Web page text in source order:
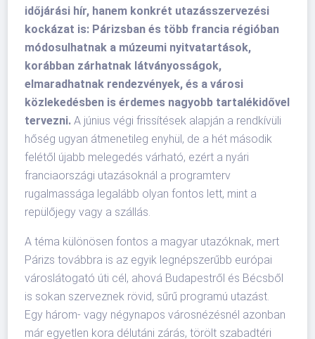
időjárási hír, hanem konkrét utazásszervezési
kockázat is: Párizsban és több francia régióban
módosulhatnak a múzeumi nyitvatartások,
korábban zárhatnak látványosságok,
elmaradhatnak rendezvények, és a városi
közlekedésben is érdemes nagyobb tartalékidővel
tervezni. A június végi frissítések alapján a rendkívüli
hőség ugyan átmenetileg enyhül, de a hét második
felétől újabb melegedés várható, ezért a nyári
franciaországi utazásoknál a programterv
rugalmassága legalább olyan fontos lett, mint a
repülőjegy vagy a szállás.
A téma különösen fontos a magyar utazóknak, mert
Párizs továbbra is az egyik legnépszerűbb európai
városlátogató úti cél, ahová Budapestről és Bécsből
is sokan szerveznek rövid, sűrű programú utazást.
Egy három- vagy négynapos városnézésnél azonban
már egyetlen kora délutáni zárás, törölt szabadtéri